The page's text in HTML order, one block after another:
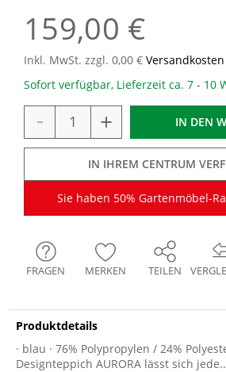
159,00 €
Inkl. MwSt. zzgl. 0,00 € Versandkosten
Sofort verfügbar, Lieferzeit ca. 7 - 10
- + IN DEN
IN IHREM CENTRUM
Sie haben 50% Gartenmöbel-
FRAGEN MERKEN TEILEN
Produktdetails
· blau · 76% Polypropylen / 24%
Designteppich AURORA lässt sich